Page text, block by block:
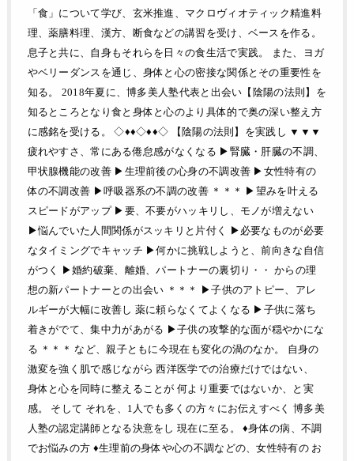
「食」について学び、玄米推進、マクロヴィオティック精進料
理、薬膳料理、漢方、断食などの講習を受け、ベースを作る。
息子と共に、自身もそれらを日々の食生活で実践。 また、ヨガ
やベリーダンスを通じ、身体と心の密接な関係とその重要性を
知る。 2018年夏に、博多美人塾代表と出会い【陰陽の法則】を
知るところとなり食と身体と心のより具体的で奥の深い整え方
に感銘を受ける。 ◇♦♦◇♦♦◇ 【陰陽の法則】を実践し ▼▼▼
疲れやすさ、常にある倦怠感がなくなる ▶︎腎臓・肝臓の不調、
甲状腺機能の改善 ▶︎生理前後の心身の不調改善 ▶︎女性特有の
体の不調改善 ▶︎呼吸器系の不調の改善 ＊＊＊ ▶︎望みを叶える
スピードがアップ ▶︎要、不要がハッキリし、モノが増えない
▶︎悩んでいた人間関係がスッキリと片付く ▶︎必要なものが必要
なタイミングでキャッチ ▶︎何かに挑戦しようと、前向きな自信
がつく ▶︎婚約破棄、離婚、パートナーの裏切り・・ からの理
想の新パートナーとの出会い ＊＊＊ ▶︎子供のアトピー、アレ
ルギーが大幅に改善し 薬に頼らなくてよくなる ▶︎子供に落ち
着きがでて、集中力があがる ▶︎子供の攻撃的な面が穏やかにな
る ＊＊＊ など、親子ともに今現在も変化の渦のなか。 自身の
激変を強く肌で感じながら 西洋医学での治療だけではない、
身体と心を同時に整えることが 何より重要ではないか、と実
感。 そして それを、1人でも多くの方々にお伝えすべく 博多美
人塾の認定講師となる決意をし 現在に至る。 ♦身体の病、不調
でお悩みの方 ♦生理前の身体や心の不調などの、女性特有の お